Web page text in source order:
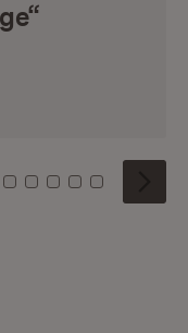
6 7 8
Kachel: 9
Zu Kachel: 10
Zu Kachel: 11
Zu Kachel: 12
Zu Kachel:
Zu